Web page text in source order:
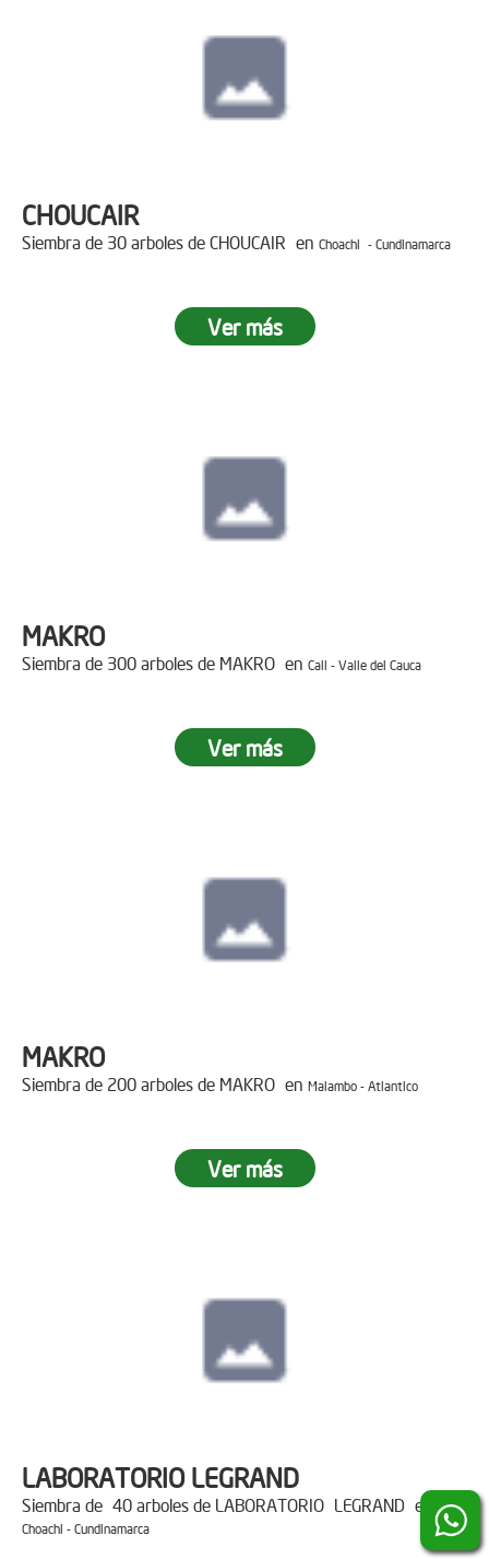
CHOUCAIR
Siembra de 30 arboles de CHOUCAIR en Choachi - Cundinamarca
Ver más
MAKRO
Siembra de 300 arboles de MAKRO en Cali - Valle del Cauca
Ver más
MAKRO
Siembra de 200 arboles de MAKRO en Malambo - Atlantico
Ver más
LABORATORIO LEGRAND
Siembra de 40 arboles de LABORATORIO LEGRAND en
Choachi - Cundinamarca